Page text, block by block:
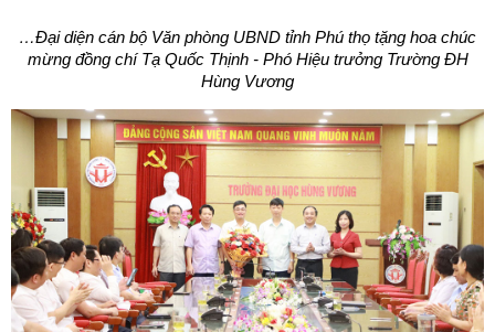
…Đại diện cán bộ Văn phòng UBND tỉnh Phú thọ tặng hoa chúc
mừng đồng chí Tạ Quốc Thịnh - Phó Hiệu trưởng Trường ĐH
Hùng Vương